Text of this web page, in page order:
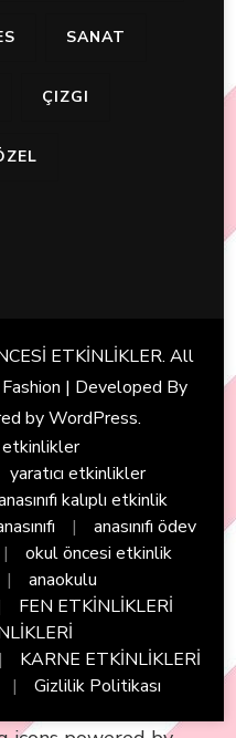
SANAT
ÇIZGI
ETKİNLİKLER. All
| Developed By
byWordPress.
yaratıcı etkinlikler
kalıplı etkinlik
anasınıfı ödev
okul öncesi etkinlik
anaokulu
FEN ETKİNLİKLERİ
KARNE ETKİNLİKLERİ
Gizlilik Politikası